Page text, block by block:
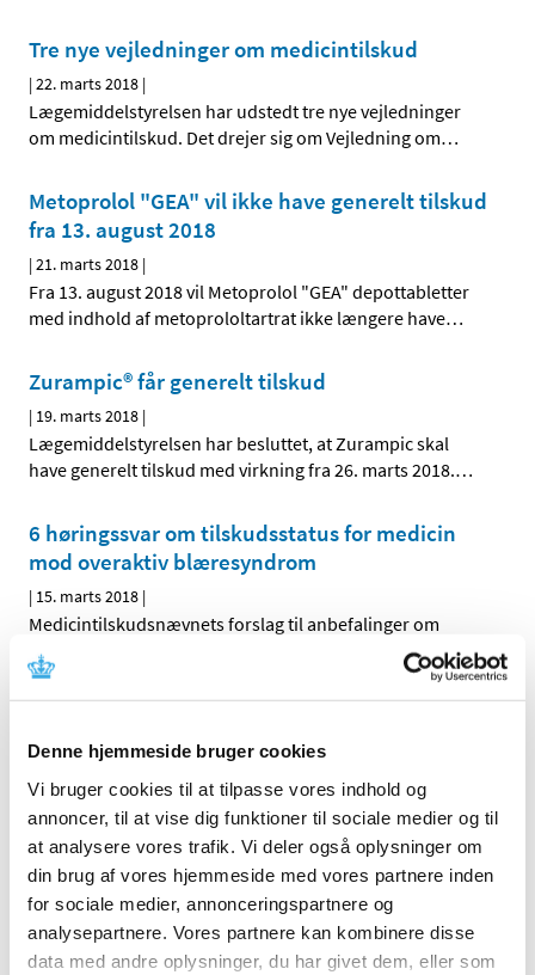
Denne hjemmeside bruger cookies
Vi bruger cookies til at tilpasse vores indhold og
annoncer, til at vise dig funktioner til sociale medier og til
at analysere vores trafik. Vi deler også oplysninger om
din brug af vores hjemmeside med vores partnere inden
for sociale medier, annonceringspartnere og
analysepartnere. Vores partnere kan kombinere disse
data med andre oplysninger, du har givet dem, eller som
Tre nye vejledninger om medicintilskud
|22. marts 2018 |
Lægemiddelstyrelsen har udstedt tre nye vejledninger
om medicintilskud. Det drejer sig om Vejledning om…
Metoprolol "GEA" vil ikke have generelt tilskud
fra 13. august 2018
|21. marts 2018 |
Fra 13. august 2018 vil Metoprolol "GEA" depottabletter
med indhold af metoprololtartrat ikke længere have…
Zurampic® får generelt tilskud
| 19. marts 2018 |
Lægemiddelstyrelsen har besluttet, at Zurampic skal
have generelt tilskud med virkning fra 26. marts 2018.…
6 høringssvar om tilskudsstatus for medicin
mod overaktiv blæresyndrom
| 15. marts 2018 |
Medicintilskudsnævnets forslag til anbefalinger om
fremtidig tilskudsstatus for medicin til behandling af…
|6. marts 2018|
generelt tilskud. Softacort indeholder…
Alle (546)
TID
2026 (25)